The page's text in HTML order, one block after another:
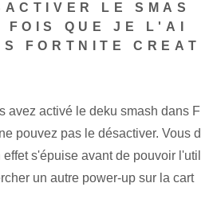
LE SMAS
FOIS QUE JE L'AI
FORTNITE CREAT
avez activé le⁢ deku smash dans F
pouvez pas le désactiver. Vous d
s'épuise avant de pouvoir l'util
un autre power-up sur la cart